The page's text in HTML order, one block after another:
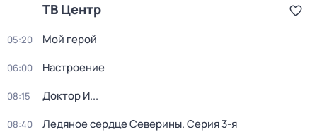
ТВ Центр
05:20 Мой герой
06:00 Настроение
08:15 Доктор И...
08:40 Ледяное сердце Северины. Серия 3-я